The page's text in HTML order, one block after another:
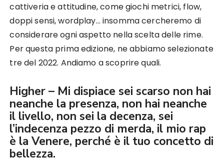
cattiveria e attitudine, come giochi metrici, flow,
doppi sensi, wordplay… insomma cercheremo di
considerare ogni aspetto nella scelta delle rime.
Per questa prima edizione, ne abbiamo selezionate
tre del 2022. Andiamo a scoprire quali.
Higher – Mi dispiace sei scarso non hai
neanche la presenza, non hai neanche
il livello, non sei la decenza, sei
l’indecenza pezzo di merda, il mio rap
è la Venere, perché è il tuo concetto di
bellezza.